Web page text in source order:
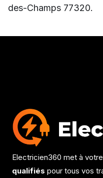
des-Champs 77320.
Electricien360 met à
qualifiés pour tous vos